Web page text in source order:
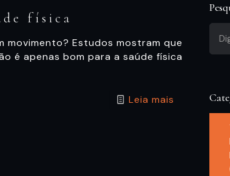
física
movimento? Estudos mostram que
é apenas bom para a saúde física
Leia mais